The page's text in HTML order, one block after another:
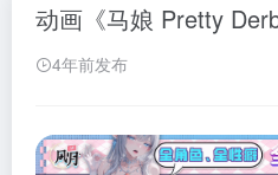
动画《马娘 Pretty
4年前发布